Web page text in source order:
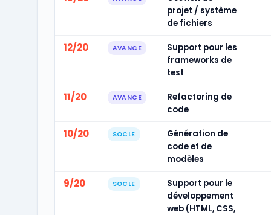
projet / système
de fichiers
12/20 AVANCE
Support pour les
frameworks de
test
11/20 AVANCE
Refactoring de
code
10/20 SOCLE
Génération de
code et de
modèles
9/20 SOCLE
Support pour le
développement
web (HTML, CSS,